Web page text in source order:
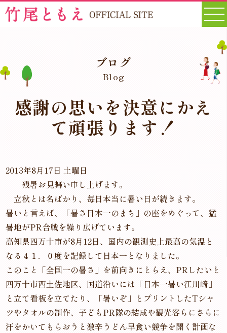
ブログ
Blog
感謝の思いを決意にかえ
て頑張ります！
2013年8月17日 土曜日
残暑お見舞い申し上げます。
立秋とは名ばかり、毎日本当に暑い日が続きます。
暑いと言えば、「暑さ日本一のまち」の座をめぐって、猛
暑地がPR合戦を繰り広げています。
高知県四万十市が8月12日、国内の観測史上最高の気温と
なる４１．０度を記録して日本一となりました。
このこと「全国一の暑さ」を前向きにとらえ、PRしたいと
四万十市西土佐地区、国道沿いには「日本一暑い江川崎」
と立て看板を立てたり、「暑いぞ」とプリントしたTシャ
ツやタオルの制作、子どもPR隊の結成や観光客らにさらに
汗をかいてもらおうと激辛うどん早食い競争を開く計画な